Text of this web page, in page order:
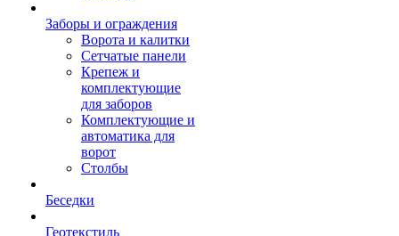
Заборы и ограждения
Ворота и калитки
Сетчатые панели
Крепеж и
комплектующие
для заборов
Комплектующие и
автоматика для
ворот
Столбы
Беседки
Геотекстиль